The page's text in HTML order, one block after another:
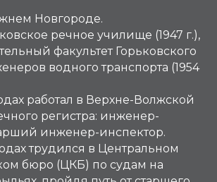
Новгороде.
речное училище (1947 г.),
факультет Горьковского
водного транспорта (1954
работал в Верхне-Волжской
регистра: инженер-
инженер-инспектор.
трудился в Центральном
бюро (ЦКБ) по судам на